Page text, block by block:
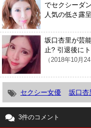
でセクシーダ
人気の低さ露
坂口杏里が芸
止? 引退後に
（2018年10月24
セクシー女優 坂口杏
3件のコメント